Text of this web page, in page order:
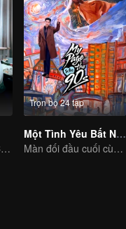
Trương Tịnh Nghi, Chu Dực Nhiên lột xác trưởng thành
Trọn bộ 24 tập
Một Tình Yêu Bất Ngờ Đến
Màn đối đầu cuối cùng giữa streamer tư vấn tình cảm và sếp tổng ngang ngược